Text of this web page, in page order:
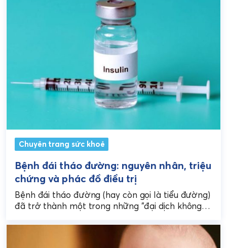
Chuyên trang sức khoẻ
Bệnh đái tháo đường: nguyên nhân, triệu
chứng và phác đồ điều trị
Bệnh đái tháo đường (hay còn gọi là tiểu đường)
đã trở thành một trong những "đại dịch không